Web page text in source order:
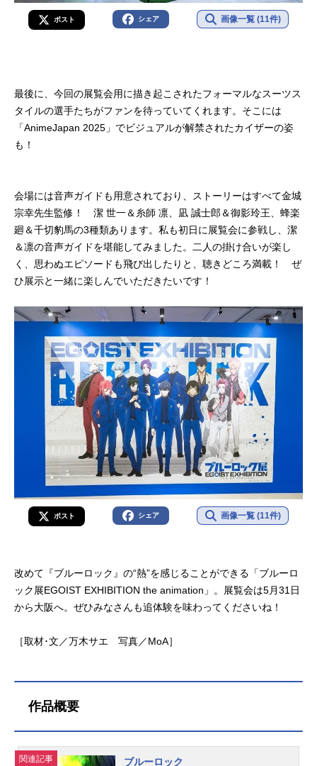
ポスト シェア 画像一覧 (11件)
最後に、今回の展覧会用に描き起こされたフォーマルなスーツス
タイルの選手たちがファンを待っていてくれます。そこには
「AnimeJapan 2025」でビジュアルが解禁されたカイザーの姿
も！
会場には音声ガイドも用意されており、ストーリーはすべて金城
宗幸先生監修！ 潔 世一＆糸師 凛、凪 誠士郎＆御影玲王、蜂楽
廻＆千切豹馬の3種類あります。私も初日に展覧会に参戦し、潔
＆凛の音声ガイドを堪能してみました。二人の掛け合いが楽し
く、思わぬエピソードも飛び出したりと、聴きどころ満載！ ぜ
ひ展示と一緒に楽しんでいただきたいです！
ポスト シェア 画像一覧 (11件)
改めて『ブルーロック』の“熱”を感じることができる「ブルーロ
ック展EGOIST EXHIBITION the animation」。展覧会は5月31日
から大阪へ。ぜひみなさんも追体験を味わってくださいね！
［取材･文／万木サエ 写真／MoA］
作品概要
関連記事
ブルーロック